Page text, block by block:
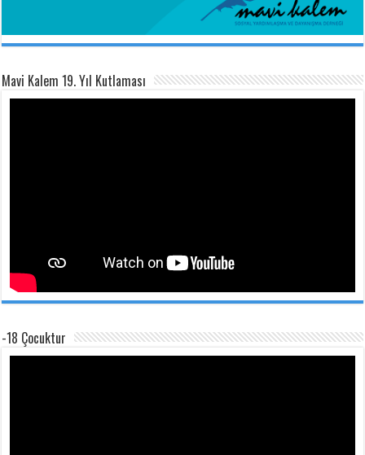
Mavi Kalem 19. Yıl Kutlaması
-18 Çocuktur